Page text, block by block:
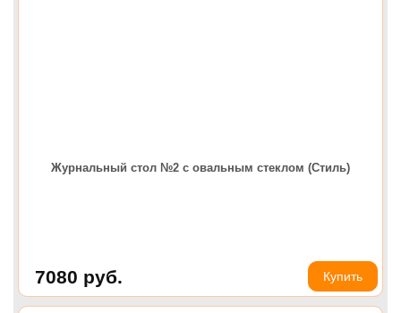
Журнальный стол №2 с овальным стеклом (Стиль)
7080 руб. Купить